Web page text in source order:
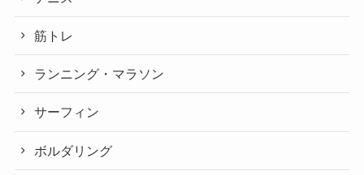
筋トレ
ランニング・マラソン
サーフィン
ボルダリング